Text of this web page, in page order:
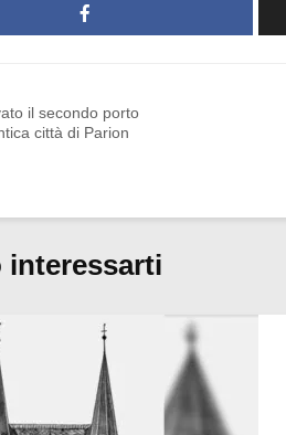
il secondo porto
città di Parion
interessarti